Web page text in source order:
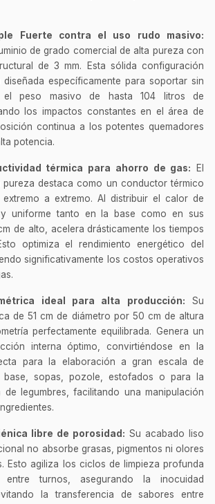
Fuerte contra el uso rudo masivo:
de grado comercial de alta pureza con
de 3 mm. Esta sólida configuración
específicamente para soportar sin
el peso masivo de hasta 104 litros de
los impactos constantes en el área de
continua a los potentes quemadores
potencia.
térmica para ahorro de gas: El
pureza destaca como un conductor térmico
a extremo. Al distribuir el calor de
y uniforme tanto en la base como en sus
de alto, acelera drásticamente los tiempos
optimiza el rendimiento energético del
significativamente los costos operativos
ideal para alta producción: Su
de 51 cm de diámetro por 50 cm de altura
perfectamente equilibrada. Genera un
interna óptimo, convirtiéndose en la
para la elaboración a gran escala de
base, sopas, pozole, estofados o para la
legumbres, facilitando una manipulación
libre de porosidad: Su acabado liso
no absorbe grasas, pigmentos ni olores
Esto agiliza los ciclos de limpieza profunda
entre turnos, asegurando la inocuidad
la transferencia de sabores entre